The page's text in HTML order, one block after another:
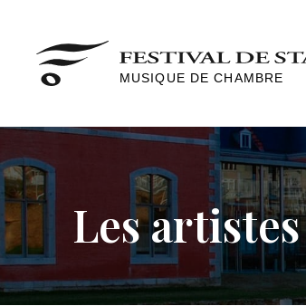
MUSIQUE DE CHAMBRE
Les artistes